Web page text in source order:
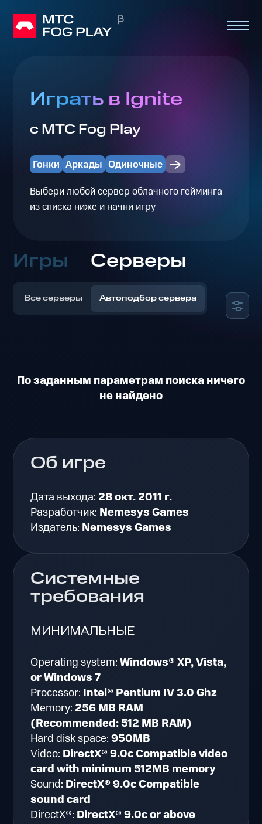
Играть в Ignite
с МТС Fog Play
Гонки Аркады Одиночные
Выбери любой сервер облачного гейминга
из списка ниже и начни игру
Игры Серверы
Все серверы Автоподбор сервера
По заданным параметрам поиска ничего
не найдено
Об игре
Дата выхода: 28 окт. 2011 г.
Разработчик: Nemesys Games
Издатель: Nemesys Games
Системные
требования
МИНИМАЛЬНЫЕ
Operating system:Windows® XP, Vista,
or Windows 7
Processor: Intel® Pentium IV 3.0 Ghz
Memory: 256 MB RAM
(Recommended: 512 MB RAM)
Hard disk space:950MB
Video: DirectX® 9.0c Compatible video
card with minimum 512MB memory
Sound: DirectX® 9.0c Compatible
sound card
DirectX®: DirectX® 9.0c or above